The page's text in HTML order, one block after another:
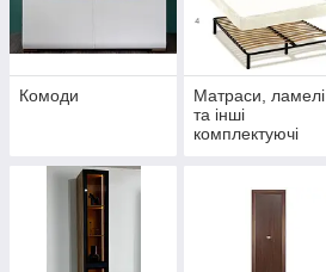
Комоди
Матраси, ламелі
та інші
комплектуючі